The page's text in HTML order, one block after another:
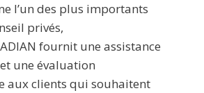
l’un des plus importants
privés,
fournit une assistance
une évaluation
aux clients qui souhaitent